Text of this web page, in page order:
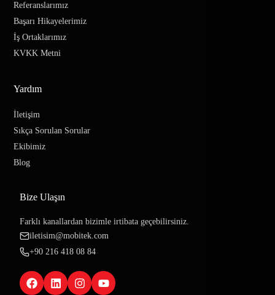
Referanslarımız
Başarı Hikayelerimiz
İş Ortaklarımız
KVKK Metni
Yardım
İletişim
Sıkça Sorulan Sorular
Ekibimiz
Blog
Bize Ulaşın
Farklı kanallardan bizimle irtibata geçebilirsiniz.
iletisim@mobitek.com
+90 216 418 08 84